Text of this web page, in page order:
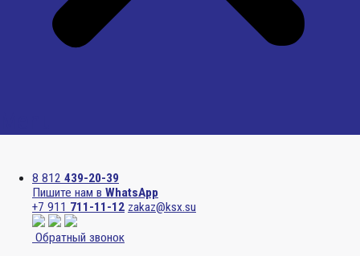
8 812 439-20-39
Пишите нам в WhatsApp
+7 911 711-11-12 zakaz@ksx.su
Обратный звонок